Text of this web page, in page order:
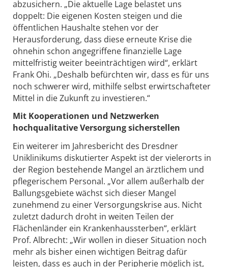
abzusichern. „Die aktuelle Lage belastet uns
doppelt: Die eigenen Kosten steigen und die
öffentlichen Haushalte stehen vor der
Herausforderung, dass diese erneute Krise die
ohnehin schon angegriffene finanzielle Lage
mittelfristig weiter beeinträchtigen wird“, erklärt
Frank Ohi. „Deshalb befürchten wir, dass es für uns
noch schwerer wird, mithilfe selbst erwirtschafteter
Mittel in die Zukunft zu investieren.“
Mit Kooperationen und Netzwerken
hochqualitative Versorgung sicherstellen
Ein weiterer im Jahresbericht des Dresdner
Uniklinikums diskutierter Aspekt ist der vielerorts in
der Region bestehende Mangel an ärztlichem und
pflegerischem Personal. „Vor allem außerhalb der
Ballungsgebiete wächst sich dieser Mangel
zunehmend zu einer Versorgungskrise aus. Nicht
zuletzt dadurch droht in weiten Teilen der
Flächenländer ein Krankenhaussterben“, erklärt
Prof. Albrecht: „Wir wollen in dieser Situation noch
mehr als bisher einen wichtigen Beitrag dafür
leisten, dass es auch in der Peripherie möglich ist,